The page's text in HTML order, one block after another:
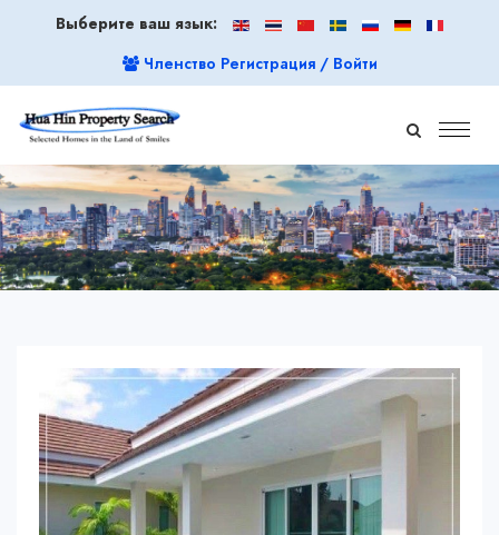
Выберите ваш язык:
Членство Регистрация / Войти